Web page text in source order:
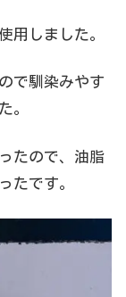
用しました。
で馴染みやす
。
たので、油脂
たです。